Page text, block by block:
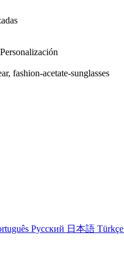
fashion-acetate-sunglasses
Русский 日本語 Türkçe